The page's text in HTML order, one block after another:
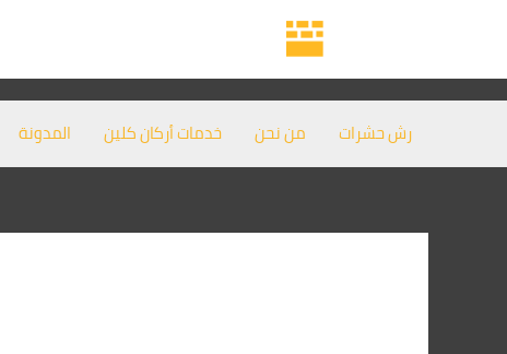
رش حشرات من نحن خدمات أركان كلين المدونة